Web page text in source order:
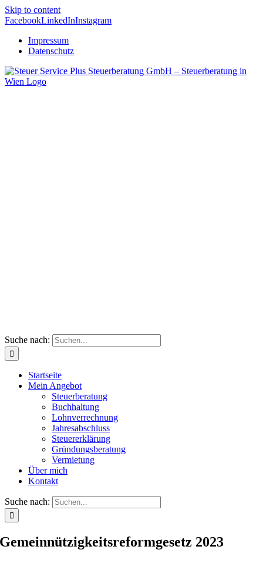
Skip to content
FacebookLinkedInInstagram
Impressum
Datenschutz
Suche nach:
Startseite
Mein Angebot
Steuerberatung
Buchhaltung
Lohnverrechnung
Jahresabschluss
Steuererklärung
Gründungsberatung
Vermietung
Über mich
Kontakt
Suche nach:
Gemeinnützigkeitsreformgesetz 2023